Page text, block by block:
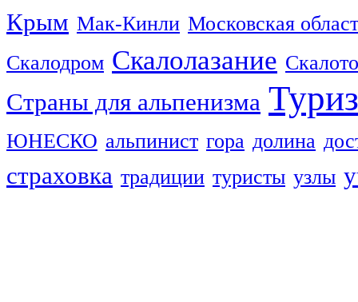
Крым Мак-Кинли Московская
Скалодром Скалолазание
Страны для альпенизма
ЮНЕСКО альпинист гора долина
страховка традиции туристы узлы